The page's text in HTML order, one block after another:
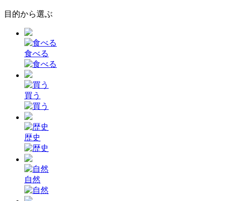
目的から選ぶ
食べる
買う
歴史
自然